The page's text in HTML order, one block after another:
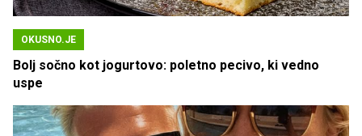
OKUSNO.JE
Bolj sočno kot jogurtovo: poletno pecivo, ki vedno
uspe